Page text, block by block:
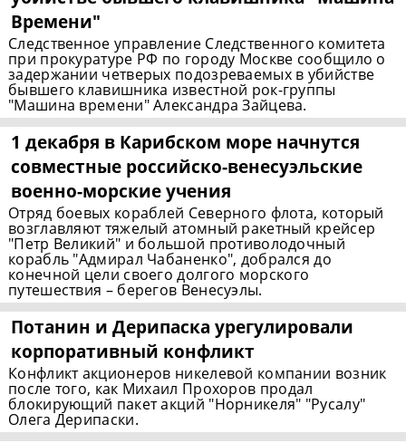
Времени"
Следственное управление Следственного комитета
при прокуратуре РФ по городу Москве сообщило о
задержании четверых подозреваемых в убийстве
бывшего клавишника известной рок-группы
"Машина времени" Александра Зайцева.
1 декабря в Карибском море начнутся
совместные российско-венесуэльские
военно-морскиеучения
Отряд боевых кораблей Северного флота, который
возглавляют тяжелый атомный ракетный крейсер
"Петр Великий" и большой противолодочный
корабль "Адмирал Чабаненко", добрался до
конечной цели своего долгого морского
путешествия – берегов Венесуэлы.
Потанин и Дерипаска урегулировали
корпоративный конфликт
Конфликт акционеров никелевой компании возник
после того, как Михаил Прохоров продал
блокирующий пакет акций "Норникеля" "Русалу"
Олега Дерипаски.